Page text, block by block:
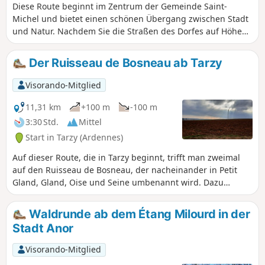
Diese Route beginnt im Zentrum der Gemeinde Saint-
Michel und bietet einen schönen Übergang zwischen Stadt
und Natur. Nachdem Sie die Straßen des Dorfes auf Höhe
der Gießereien von Sougland verlassen haben, führt die
Route in den friedlichen Wald von Saint-Michel, in den Bois
de Sougland, entlang des Flusses Le Gland. Im Wald
wechseln sich schattige Pfade und grüne Waldwege ab. Der
Rückweg führt zurück in den Ort und zu der
bemerkenswerten Abtei von Saint-Michel, deren Architektur
und Ruhe zum Nachdenken einladen. Am Ende der Route,
am Boulevard Savart, steht stolz das Maison du Prévost,
Zeuge der lokalen Geschichte und letzte Station auf dem
Weg zum Ausgangspunkt an der Place Rochefort. Diese
Route verbindet Natur, Kulturerbe und Entdeckungen und
ist perfekt für einen Ausflug in den Wald der Thiérache.
Der Ruisseau de Bosneau ab Tarzy
Visorando-Mitglied
11,31 km
+100 m
-100 m
3:30 Std.
Mittel
Start in Tarzy (Ardennes)
Auf dieser Route, die in Tarzy beginnt, trifft man zweimal
auf den Ruisseau de Bosneau, der nacheinander in Petit
Gland, Gland, Oise und Seine umbenannt wird. Dazu
kommen die typischen Elemente der Thiérache: Wiesen,
Hecken, Kühe, Windräder und weite Ausblicke.
Waldrunde ab dem Étang Milourd in der
Stadt Anor
Visorando-Mitglied